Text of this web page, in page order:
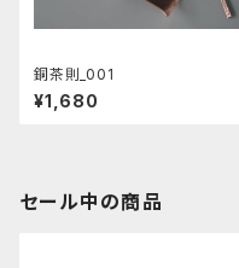
銅茶則_001
¥1,680
セール中の商品